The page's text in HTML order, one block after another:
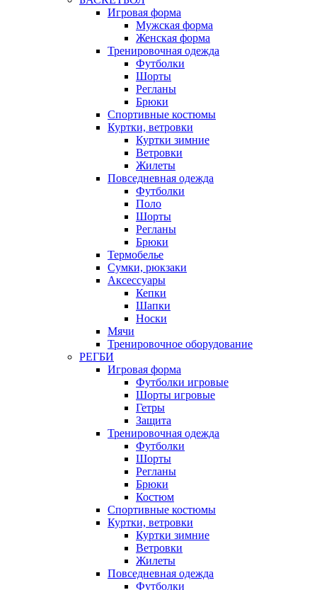
Игровая форма
Мужская форма
Женская форма
Тренировочная одежда
Футболки
Шорты
Регланы
Брюки
Спортивные костюмы
Куртки, ветровки
Куртки зимние
Ветровки
Жилеты
Повседневная одежда
Футболки
Поло
Шорты
Регланы
Брюки
Термобелье
Сумки, рюкзаки
Аксессуары
Кепки
Шапки
Носки
Мячи
Тренировочное оборудование
РЕГБИ
Игровая форма
Футболки игровые
Шорты игровые
Гетры
Защита
Тренировочная одежда
Футболки
Шорты
Регланы
Брюки
Костюм
Спортивные костюмы
Куртки, ветровки
Куртки зимние
Ветровки
Жилеты
Повседневная одежда
Футболки